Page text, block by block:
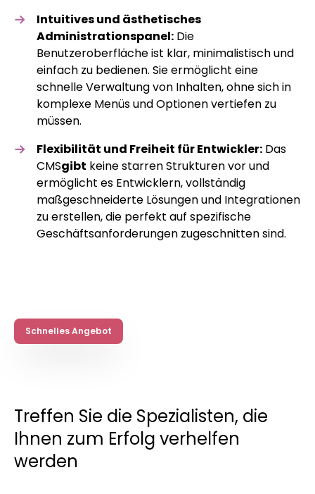
Intuitives und ästhetisches
Administrationspanel: Die
Benutzeroberfläche ist klar, minimalistisch und
einfach zu bedienen. Sie ermöglicht eine
schnelle Verwaltung von Inhalten, ohne sich in
komplexe Menüs und Optionen vertiefen zu
müssen.
Flexibilität und Freiheit für Entwickler: Das
CMSgibt keine starren Strukturen vor und
ermöglicht es Entwicklern, vollständig
maßgeschneiderte Lösungen und Integrationen
zu erstellen, die perfekt auf spezifische
Geschäftsanforderungen zugeschnitten sind.
Schnelles Angebot
Treffen Sie die Spezialisten, die
Ihnen zum Erfolg verhelfen
werden